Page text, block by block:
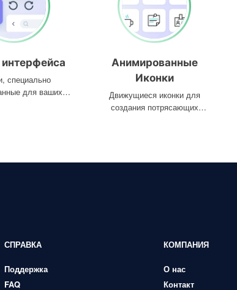
интерфейса
специально
для ваших
Анимированные
Иконки
Движущиеся иконки для
создания потрясающих
СПРАВКА
Поддержка
FAQ
КОМПАНИЯ
О нас
Контакт